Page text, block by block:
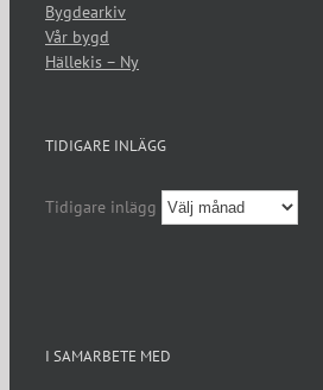
Bygdearkiv
Vår bygd
Hällekis – Ny
TIDIGARE INLÄGG
Tidigare inlägg
I SAMARBETE MED